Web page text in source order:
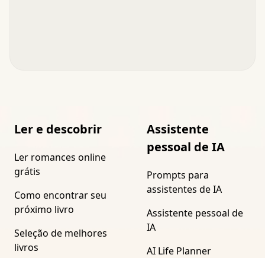
Ler e descobrir
Ler romances online
grátis
Como encontrar seu
próximo livro
Seleção de melhores
livros
Assistente
pessoal de IA
Prompts para
assistentes de IA
Assistente pessoal de
IA
AI Life Planner